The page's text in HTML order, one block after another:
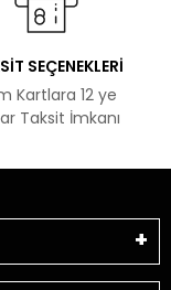
SEÇENEKLERİ
Kartlara 12 ye
Taksit İmkanı